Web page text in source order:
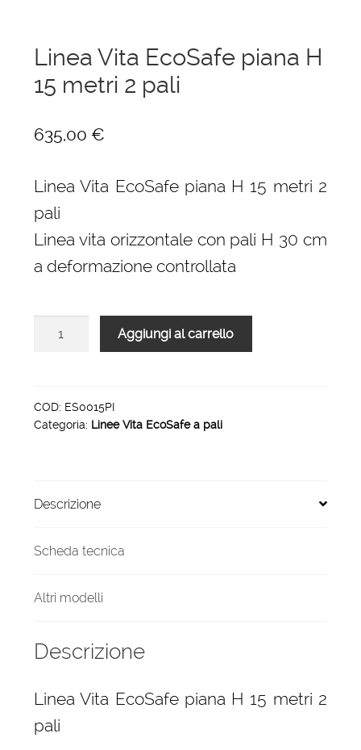
Linea Vita EcoSafe piana H
15 metri 2 pali
635,00 €
Linea Vita EcoSafe piana H 15 metri 2
pali
Linea vita orizzontale con pali H 30 cm
a deformazione controllata
H
15
quantità
Aggiungi al carrello
COD: ES0015PI
Categoria: Linee Vita EcoSafe a pali
Descrizione
Scheda tecnica
Altri modelli
Descrizione
Linea Vita EcoSafe piana H 15 metri 2
pali